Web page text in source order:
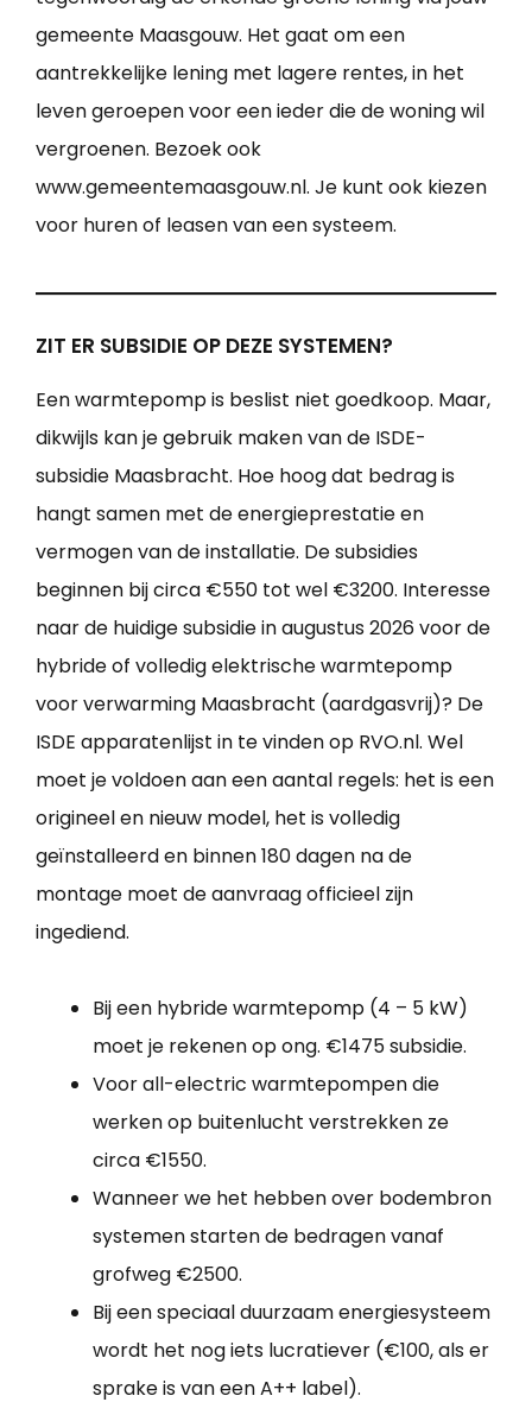
gemeente Maasgouw. Het gaat om een
aantrekkelijke lening met lagere rentes, in het
leven geroepen voor een ieder die de woning wil
vergroenen. Bezoek ook
www.gemeentemaasgouw.nl. Je kunt ook kiezen
voor huren of leasen van een systeem.
ZIT ER SUBSIDIE OP DEZE SYSTEMEN?
Een warmtepomp is beslist niet goedkoop. Maar,
dikwijls kan je gebruik maken van de ISDE-
subsidie Maasbracht. Hoe hoog dat bedrag is
hangt samen met de energieprestatie en
vermogen van de installatie. De subsidies
beginnen bij circa €550 tot wel €3200. Interesse
naar de huidige subsidie in augustus 2026 voor de
hybride of volledig elektrische warmtepomp
voor verwarming Maasbracht (aardgasvrij)? De
ISDE apparatenlijst in te vinden op RVO.nl. Wel
moet je voldoen aan een aantal regels: het is een
origineel en nieuw model, het is volledig
geïnstalleerd en binnen 180 dagen na de
montage moet de aanvraag officieel zijn
ingediend.
Bij een hybride warmtepomp (4 – 5 kW)
moet je rekenen op ong. €1475 subsidie.
Voor all-electric warmtepompen die
werken op buitenlucht verstrekken ze
circa €1550.
Wanneer we het hebben over bodembron
systemen starten de bedragen vanaf
grofweg €2500.
Bij een speciaal duurzaam energiesysteem
wordt het nog iets lucratiever (€100, als er
sprake is van een A++ label).